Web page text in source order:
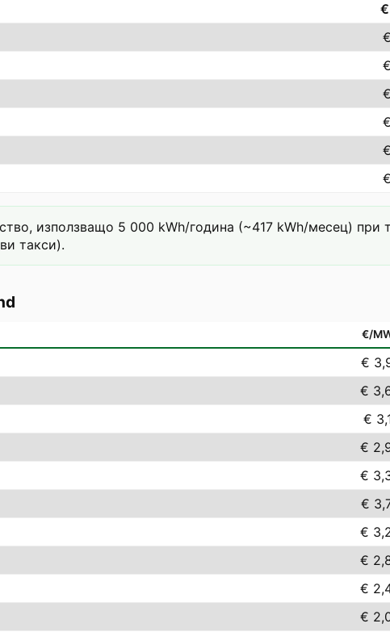
използващо 5 000 kWh/година (~417 kWh/месец)
такси).
€/
€
€
€
€
€
€
€
€
€
€